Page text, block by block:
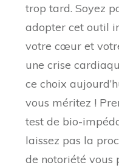
trop tard. Soyez
adopter cet outil
votre cœur et
une crise
ce choix
vous méritez !
test de bio-
laissez pas la
de notoriété vous